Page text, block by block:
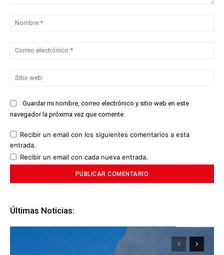
Guardar mi nombre, correo electrónico y sitio web en este
navegador la próxima vez que comente.
Recibir un email con los siguientes comentarios a esta
entrada.
Recibir un email con cada nueva entrada.
Últimas Noticias: